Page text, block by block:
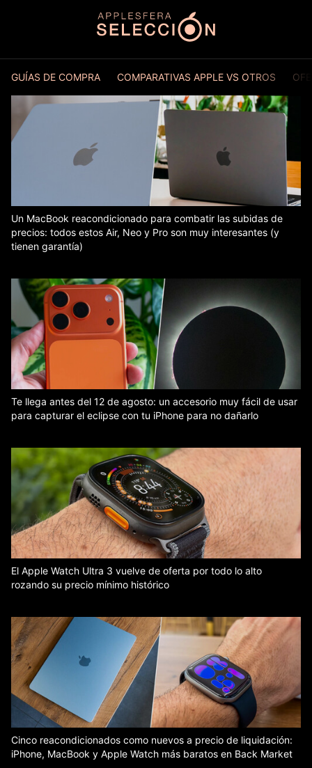
GUÍAS DE COMPRA COMPARATIVAS APPLE VS OTROS
Un MacBook reacondicionado para combatir las subidas de
precios: todos estos Air, Neo y Pro son muy interesantes (y
tienen garantía)
Te llega antes del 12 de agosto: un accesorio muy fácil de usar
para capturar el eclipse con tu iPhone para no dañarlo
El Apple Watch Ultra 3 vuelve de oferta por todo lo alto
rozando su precio mínimo histórico
Cinco reacondicionados como nuevos a precio de liquidación:
iPhone, MacBook y Apple Watch más baratos en Back Market